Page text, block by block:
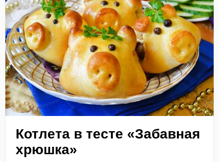
Котлета в тесте «Забавная
хрюшка»